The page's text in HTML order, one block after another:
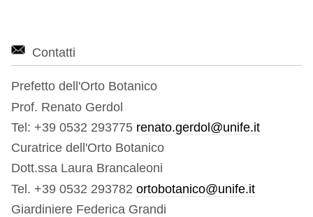
Contatti
Prefetto dell'Orto Botanico
Prof. Renato Gerdol
Tel: +39 0532 293775 renato.gerdol@unife.it
Curatrice dell'Orto Botanico
Dott.ssa Laura Brancaleoni
Tel. +39 0532 293782 ortobotanico@unife.it
Giardiniere Federica Grandi